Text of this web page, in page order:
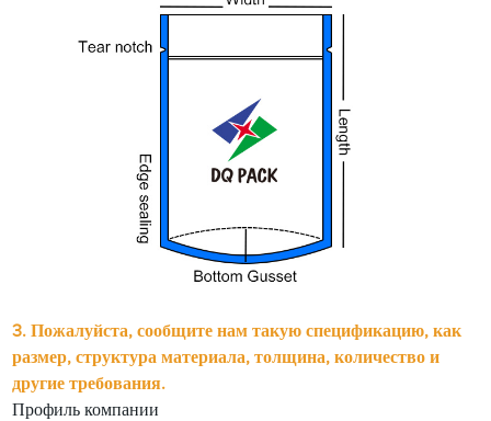
3. Пожалуйста, сообщите нам такую ​​спецификацию, как
размер, структура материала, толщина, количество и
другие требования.
Профиль компании